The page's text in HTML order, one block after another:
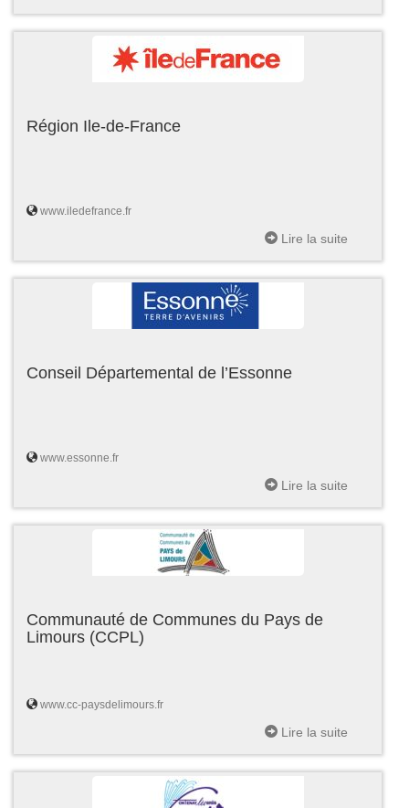
Région Ile-de-France
www.iledefrance.fr
Lire la suite
Conseil Départemental de l’Essonne
www.essonne.fr
Lire la suite
Communauté de Communes du Pays de
Limours (CCPL)
www.cc-paysdelimours.fr
Lire la suite